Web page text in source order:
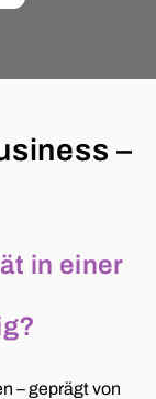
–
in einer
– geprägt von